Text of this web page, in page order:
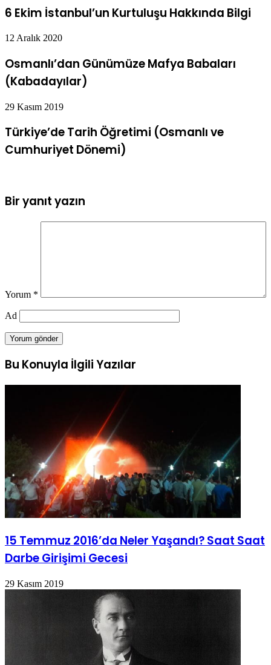
6 Ekim İstanbul’un Kurtuluşu Hakkında Bilgi
12 Aralık 2020
Osmanlı’dan Günümüze Mafya Babaları
(Kabadayılar)
29 Kasım 2019
Türkiye’de Tarih Öğretimi (Osmanlı ve
Cumhuriyet Dönemi)
Bir yanıt yazın
Yorum *
Ad
Bu Konuyla İlgili Yazılar
15 Temmuz 2016’da Neler Yaşandı? Saat Saat
Darbe Girişimi Gecesi
29 Kasım 2019